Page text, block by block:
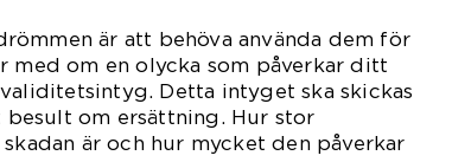
är att behöva använda dem för
med om en olycka som påverkar ditt
Detta intyget ska skickas
om ersättning. Hur stor
är och hur mycket den påverkar